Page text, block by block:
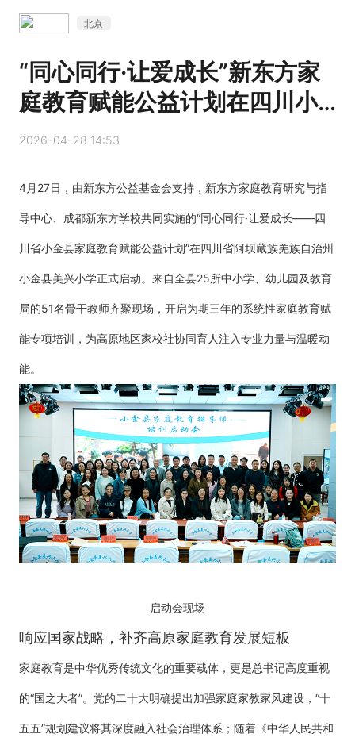
北京
“同心同行·让爱成长”新东方家
庭教育赋能公益计划在四川小
金县启动
2026-04-28 14:53
4月27日，由新东方公益基金会支持，新东方家庭教育研究与指
导中心、成都新东方学校共同实施的“同心同行·让爱成长——四
川省小金县家庭教育赋能公益计划”在四川省阿坝藏族羌族自治州
小金县美兴小学正式启动。来自全县25所中小学、幼儿园及教育
局的51名骨干教师齐聚现场，开启为期三年的系统性家庭教育赋
能专项培训，为高原地区家校社协同育人注入专业力量与温暖动
能。
启动会现场
响应国家战略，补齐高原家庭教育发展短板
家庭教育是中华优秀传统文化的重要载体，更是总书记高度重视
的“国之大者”。党的二十大明确提出加强家庭家教家风建设，“十
五五”规划建议将其深度融入社会治理体系；随着《中华人民共和